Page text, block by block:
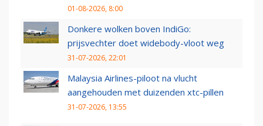
01-08-2026, 8:00
Donkere wolken boven IndiGo:
prijsvechter doet widebody-vloot weg
31-07-2026, 22:01
Malaysia Airlines-piloot na vlucht
aangehouden met duizenden xtc-pillen
31-07-2026, 13:55